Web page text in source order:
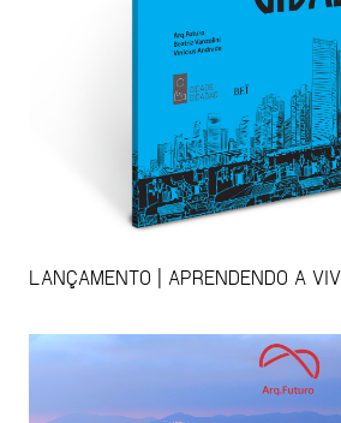
LANÇAMENTO | APRENDENDO A